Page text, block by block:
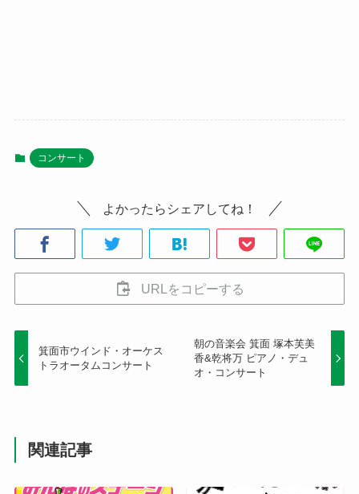
コンサート
よかったらシェアしてね！
URLをコピーする
箕面市ウインド・オーケス
トラオータムコンサート
朝の音楽会 箕面 塚本芙美
香&乾将万 ピアノ・デュ
オ・コンサート
関連記事